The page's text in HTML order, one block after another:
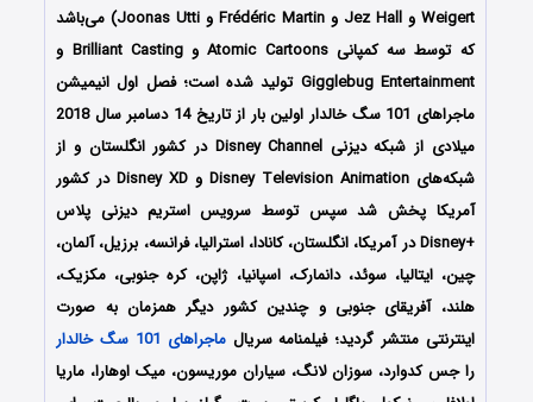
Weigert و Jez Hall و Frédéric Martin و Joonas Utti) می‌باشد
که توسط سه کمپانی‌ Atomic Cartoons و Brilliant Casting و
Gigglebug Entertainment تولید شده است؛ فصل اول انیمیشن
ماجراهای 101 سگ خالدار اولین بار از تاریخ 14 دسامبر سال 2018
میلادی از شبکه دیزنی Disney Channel در کشور انگلستان و از
شبکه‌های Disney Television Animation و Disney XD در کشور
آمریکا پخش شد سپس توسط سرویس استریم دیزنی پلاس
+Disney در آمریکا، انگلستان، کانادا، استرالیا، فرانسه، برزیل، آلمان،
چین، ایتالیا، سوئد، دانمارک، اسپانیا، ژاپن، کره جنوبی، مکزیک،
هلند، آفریقای جنوبی و چندین کشور دیگر همزمان به صورت
اینترنتی منتشر گردید؛ فیلمنامه سریالماجراهای 101 سگ خالدار
را جس کدوارد، سوزان لانگ، سیاران موریسون، میک اوهارا، ماریا